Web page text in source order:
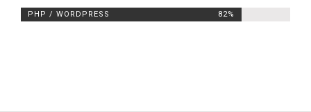
PHP / WORDPRESS 82%